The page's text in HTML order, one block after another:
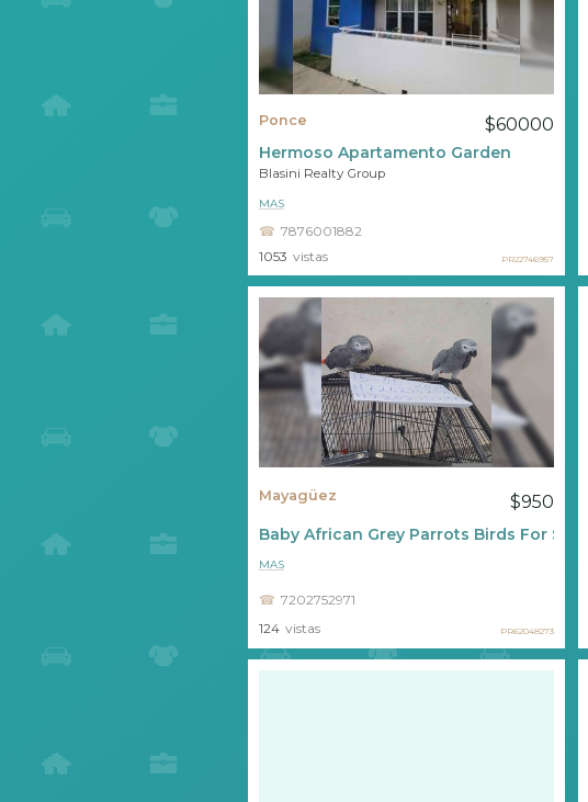
Ponce $60000
Hermoso Apartamento Garden
Blasini Realty Group
7876001882
MAS
1053 vistas PR22746957
Mayagüez $950
Baby African Grey Parrots Birds For Sale
7202752971
MAS
124 vistas PR62048273